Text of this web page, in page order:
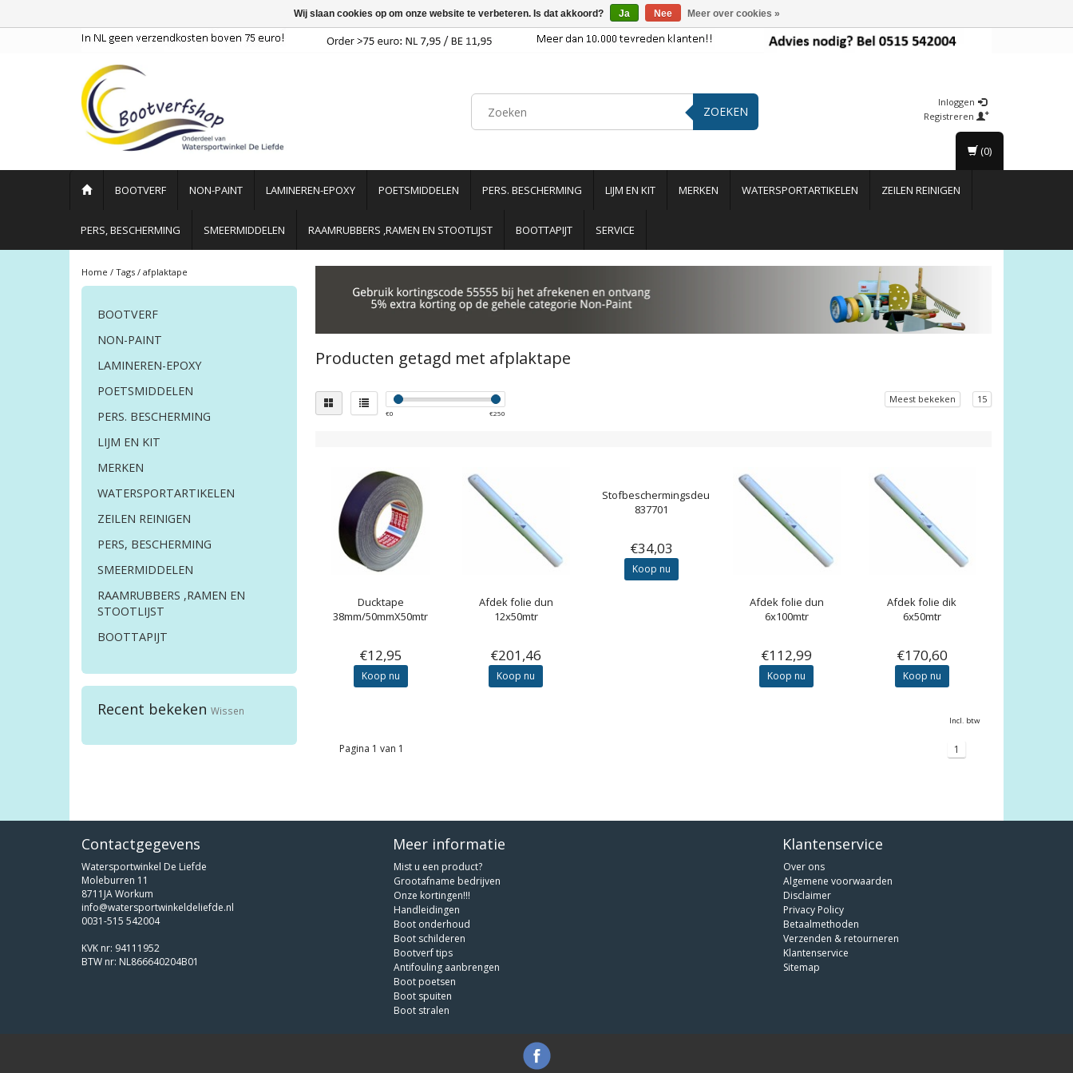
ZOEKEN
Inloggen
Registreren
BOOTVERF NON-PAINT LAMINEREN-EPOXY POETSMIDDELEN PERS. BESCHERMING LIJM EN KIT MERKEN WATERSPORTARTIKELEN ZEILEN REINIGEN
PERS, BESCHERMING SMEERMIDDELEN RAAMRUBBERS ,RAMEN EN STOOTLIJST BOOTTAPIJT SERVICE
(0)
Home / Tags / afplaktape
BOOTVERF
NON-PAINT
LAMINEREN-EPOXY
POETSMIDDELEN
PERS. BESCHERMING
LIJM EN KIT
MERKEN
WATERSPORTARTIKELEN
ZEILEN REINIGEN
PERS, BESCHERMING
SMEERMIDDELEN
RAAMRUBBERS ,RAMEN EN
STOOTLIJST
BOOTTAPIJT
Recent bekeken Wissen
Producten getagd met afplaktape
€0 €250
Meest bekeken 15
Ducktape
38mm/50mmX50mtr
€12,95
Koop nu
Afdek folie dun
12x50mtr
€201,46
Koop nu
Stofbeschermingsdeur
837701
€34,03
Koop nu
Afdek folie dun
6x100mtr
€112,99
Koop nu
Afdek folie dik
6x50mtr
€170,60
Koop nu
Incl. btw
Pagina 1 van 1 1
Contactgegevens
Watersportwinkel De Liefde
Moleburren 11
8711JA Workum
info@watersportwinkeldeliefde.nl
0031-515 542004
KVK nr: 94111952
BTW nr: NL866640204B01
Meer informatie
Mist u een product?
Grootafname bedrijven
Onze kortingen!!!
Handleidingen
Boot onderhoud
Boot schilderen
Bootverf tips
Antifouling aanbrengen
Boot poetsen
Boot spuiten
Boot stralen
Klantenservice
Over ons
Algemene voorwaarden
Disclaimer
Privacy Policy
Betaalmethoden
Verzenden & retourneren
Klantenservice
Sitemap
Wij slaan cookies op om onze website te verbeteren. Is dat akkoord? Ja Nee Meer over cookies »